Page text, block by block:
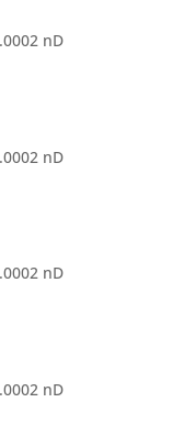
nD
nD
nD
nD